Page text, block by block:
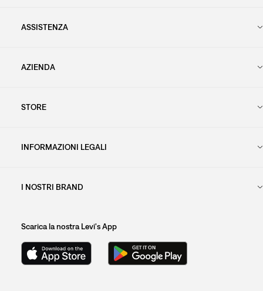
ASSISTENZA
AZIENDA
STORE
INFORMAZIONI LEGALI
I NOSTRI BRAND
Scarica la nostra Levi's App